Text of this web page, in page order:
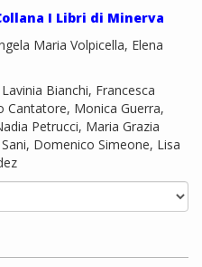
I Libri di Minerva
Maria Volpicella, Elena
Bianchi, Francesca
Cantatore, Monica Guerra,
Petrucci, Maria Grazia
Domenico Simeone, Lisa